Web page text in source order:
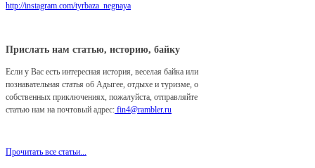
http://instagram.com/tyrbaza_negnaya
Прислать нам статью, историю, байку
Если у Вас есть интересная история, веселая байка или
познавательная статья об Адыгее, отдыхе и туризме, о
собственных приключениях, пожалуйста, отправляйте
статью нам на почтовый адрес: fin4@rambler.ru
Прочитать все статьи...